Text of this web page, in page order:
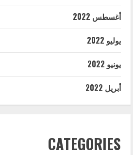
أغسطس 2022
يوليو 2022
يونيو 2022
أبريل 2022
CATEGORIES